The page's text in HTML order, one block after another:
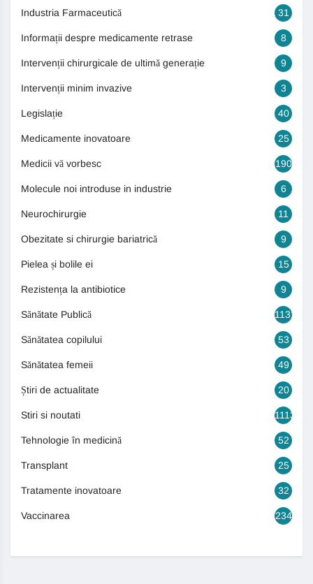
Industria Farmaceutică 31
Informații despre medicamente retrase 8
Intervenții chirurgicale de ultimă generație 9
Intervenții minim invazive 3
Legislație 40
Medicamente inovatoare 25
Medicii vă vorbesc 190
Molecule noi introduse in industrie 6
Neurochirurgie 11
Obezitate si chirurgie bariatrică 9
Pielea și bolile ei 15
Rezistența la antibiotice 9
Sănătate Publică 1131
Sănătatea copilului 53
Sănătatea femeii 49
Știri de actualitate 20
Stiri si noutati 1113
Tehnologie în medicină 52
Transplant 25
Tratamente inovatoare 32
Vaccinarea 234